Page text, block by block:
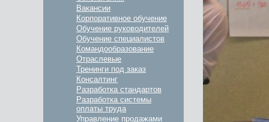
Вакансии
Корпоративное обучение
Обучение руководителей
Обучение специалистов
Командообразование
Отраслевые
Тренинги под заказ
Консалтинг
Разработка стандартов
Разработка системы
оплаты труда
Управление продажами